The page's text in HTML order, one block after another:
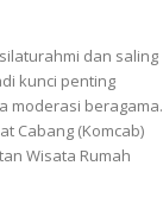
dan saling
kunci penting
moderasi beragama.
Cabang (Komcab)
Wisata Rumah